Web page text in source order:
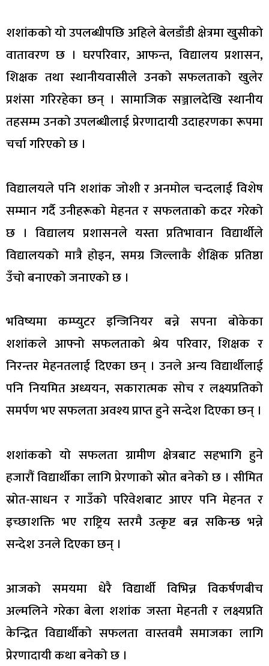
शशांकको यो उपलब्धीपछि अहिले बेलडाँडी क्षेत्रमा खुसीको
वातावरण छ । घरपरिवार, आफन्त, विद्यालय प्रशासन,
शिक्षक तथा स्थानीयवासीले उनको सफलताको खुलेर
प्रशंसा गरिरहेका छन् । सामाजिक सञ्जालदेखि स्थानीय
तहसम्म उनको उपलब्धीलाई प्रेरणादायी उदाहरणका रूपमा
चर्चा गरिएको छ ।
विद्यालयले पनि शशांक जोशी र अनमोल चन्दलाई विशेष
सम्मान गर्दै उनीहरूको मेहनत र सफलताको कदर गरेको
छ । विद्यालय प्रशासनले यस्ता प्रतिभावान विद्यार्थीले
विद्यालयको मात्रै होइन, समग्र जिल्लाकै शैक्षिक प्रतिष्ठा
उँचो बनाएको जनाएको छ ।
भविष्यमा कम्प्युटर इन्जिनियर बन्ने सपना बोकेका
शशांकले आफ्नो सफलताको श्रेय परिवार, शिक्षक र
निरन्तर मेहनतलाई दिएका छन् । उनले अन्य विद्यार्थीलाई
पनि नियमित अध्ययन, सकारात्मक सोच र लक्ष्यप्रतिको
समर्पण भए सफलता अवश्य प्राप्त हुने सन्देश दिएका छन् ।
शशांकको यो सफलता ग्रामीण क्षेत्रबाट सहभागि हुने
हजारौं विद्यार्थीका लागि प्रेरणाको स्रोत बनेको छ । सीमित
स्रोत-साधन र गाउँको परिवेशबाट आएर पनि मेहनत र
इच्छाशक्ति भए राष्ट्रिय स्तरमै उत्कृष्ट बन्न सकिन्छ भन्ने
सन्देश उनले दिएका छन् ।
आजको समयमा धेरै विद्यार्थी विभिन्न विकर्षणबीच
अल्मलिने गरेका बेला शशांक जस्ता मेहनती र लक्ष्यप्रति
केन्द्रित विद्यार्थीको सफलता वास्तवमै समाजका लागि
प्रेरणादायी कथा बनेको छ ।